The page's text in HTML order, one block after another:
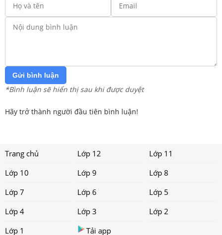
Gửi bình luận
*Bình luận sẽ hiển thị sau khi được duyệt
Hãy trở thành người đầu tiên bình luận!
Trang chủ Lớp 12
Lớp 11
Lớp 10
Lớp 9
Lớp 8
Lớp 7
Lớp 6
Lớp 5
Lớp 4
Lớp 3
Lớp 2
Lớp 1
Tải app